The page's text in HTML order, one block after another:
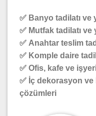
✅ Banyo tadilatı ve
✅ Mutfak tadilatı ve
✅ Anahtar teslim
✅ Komple daire
✅ Ofis, kafe ve
✅ İç dekorasyon ve
çözümleri